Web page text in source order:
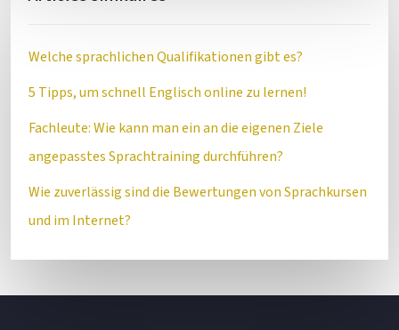
Welche sprachlichen Qualifikationen gibt es?
5 Tipps, um schnell Englisch online zu lernen!
Fachleute: Wie kann man ein an die eigenen Ziele
angepasstes Sprachtraining durchführen?
Wie zuverlässig sind die Bewertungen von Sprachkursen
und im Internet?